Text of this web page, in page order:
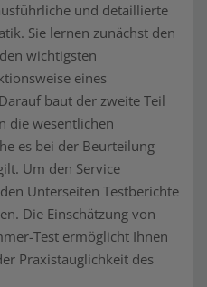
und detaillierte
Sie lernen zunächst den
wichtigsten
eines
baut der zweite Teil
die wesentlichen
es bei der Beurteilung
Um den Service
Unterseiten Testberichte
Die Einschätzung von
Test ermöglicht Ihnen
Praxistauglichkeit des